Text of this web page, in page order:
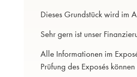
Dieses Grundstück wird im
Sehr gern ist unser
Alle Informationen im
Prüfung des Exposés